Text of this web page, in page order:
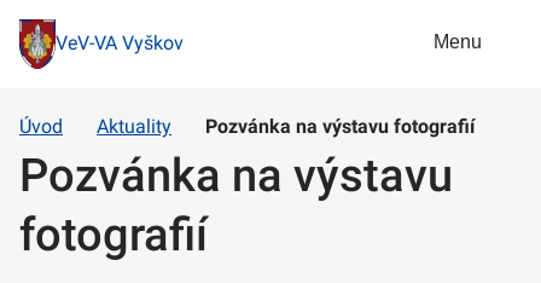
VeV-VA Vyškov Menu
Úvod Aktuality Pozvánka na výstavu fotografií
Pozvánka na výstavu
fotografií